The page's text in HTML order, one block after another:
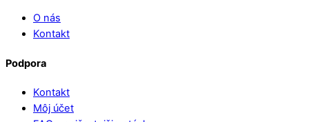
O nás
Kontakt
Podpora
Kontakt
Môj účet